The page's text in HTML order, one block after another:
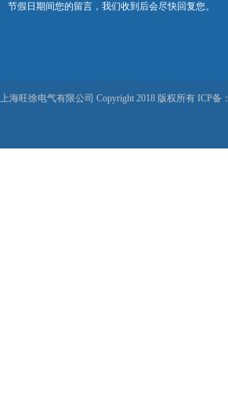
节假日期间您的留言，我们收到后会尽快回复您。
上海旺徐电气有限公司 Copyright 2018 版权所有 ICP备：